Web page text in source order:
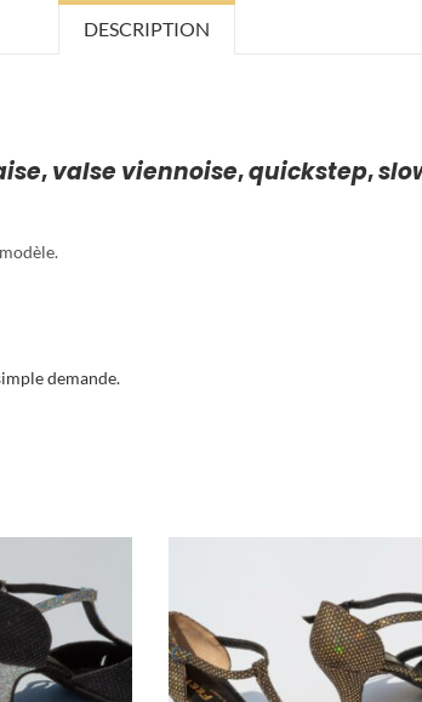
DESCRIPTION
,valse viennoise,quickstep,
demande.